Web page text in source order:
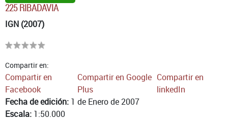
225 RIBADAVIA
IGN (2007)
Compartir en:
Compartir en
Facebook
Compartir en Google
Plus
Compartir en
linkedIn
Fecha de edición: 1 de Enero de 2007
Escala: 1:50.000